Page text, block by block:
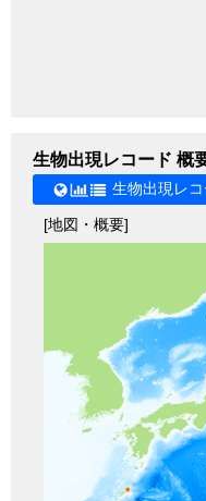
生物出現レコード 概
生物出現レ
[地図・概要]